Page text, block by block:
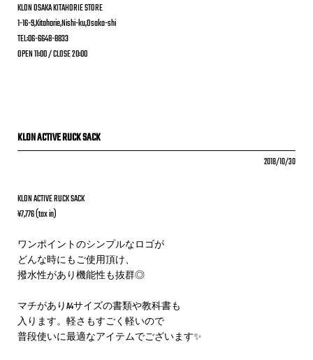
KLON OSAKA KITAHORIE STORE
1-16-9,Kitahorie,Nishi-ku,Osaka-shi
TEL:06-6648-8833
OPEN 11:00 / CLOSE 20:00
KLON ACTIVE RUCK SACK
2018/10/30
KLON ACTIVE RUCK SACK
¥7,776 (tax in)
ワンポイントのシンプルなロゴが
どんな時にもご使用頂け、
撥水性があり機能性も抜群◎
マチがありA4サイズの書類や教科書も
入ります。軽さもすごく軽いので
普段使いに最適なアイテムでございます✨